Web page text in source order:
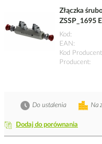
Złączka
ZSSP_1695
Kod
EAN
Kod
Producent
Dodaj do porównania
Na
Do ustalenia